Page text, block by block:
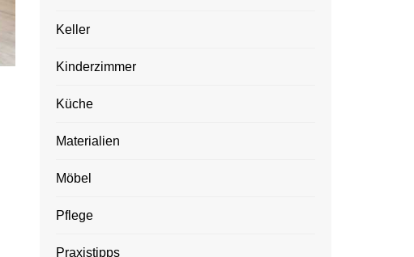
Keller
Kinderzimmer
Küche
Materialien
Möbel
Pflege
Praxistipps